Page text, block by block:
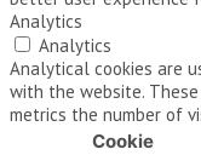
Analytics
Analytics
Analytical cookies are
with the website.
metrics the number of
Cookie